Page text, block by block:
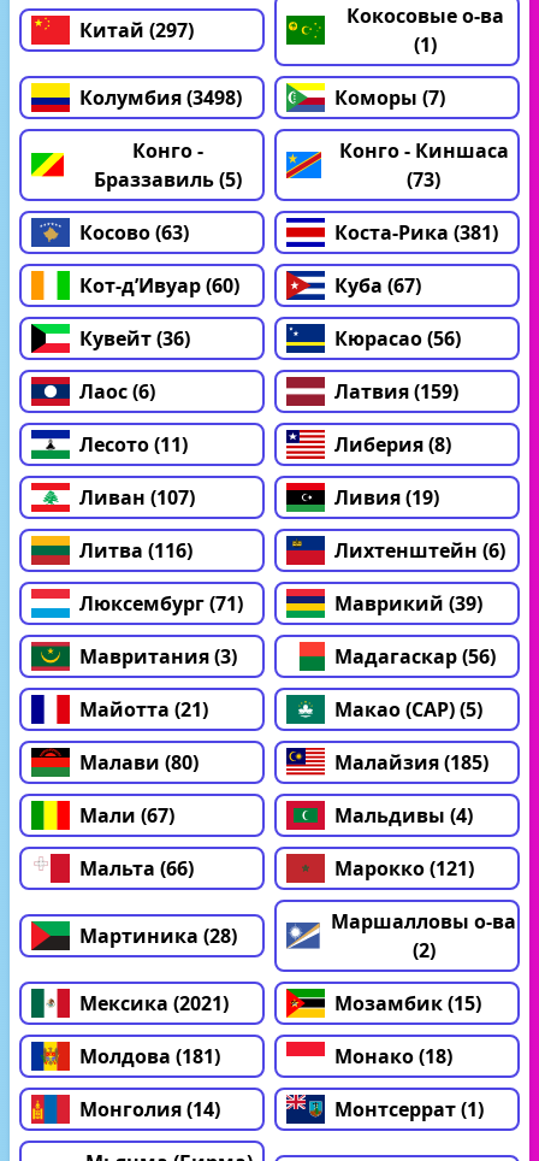
Китай (297)
Кокосовые о-ва
(1)
Колумбия (3498)
Коморы (7)
Конго -
Браззавиль (5)
Конго - Киншаса
(73)
Косово (63)
Коста-Рика (381)
Кот-д’Ивуар (60)
Куба (67)
Кувейт (36)
Кюрасао (56)
Лаос (6)
Латвия (159)
Лесото (11)
Либерия (8)
Ливан (107)
Ливия (19)
Литва (116)
Лихтенштейн (6)
Люксембург (71)
Маврикий (39)
Мавритания (3)
Мадагаскар (56)
Майотта (21)
Макао (САР) (5)
Малави (80)
Малайзия (185)
Мали (67)
Мальдивы (4)
Мальта (66)
Марокко (121)
Мартиника (28)
Маршалловы о-ва
(2)
Мексика (2021)
Мозамбик (15)
Молдова (181)
Монако (18)
Монголия (14)
Монтсеррат (1)